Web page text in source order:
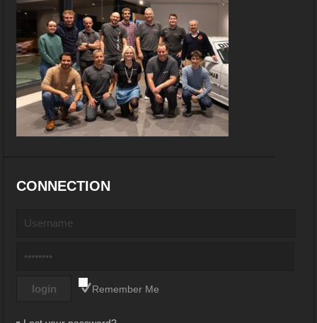
CONNECTION
Remember Me